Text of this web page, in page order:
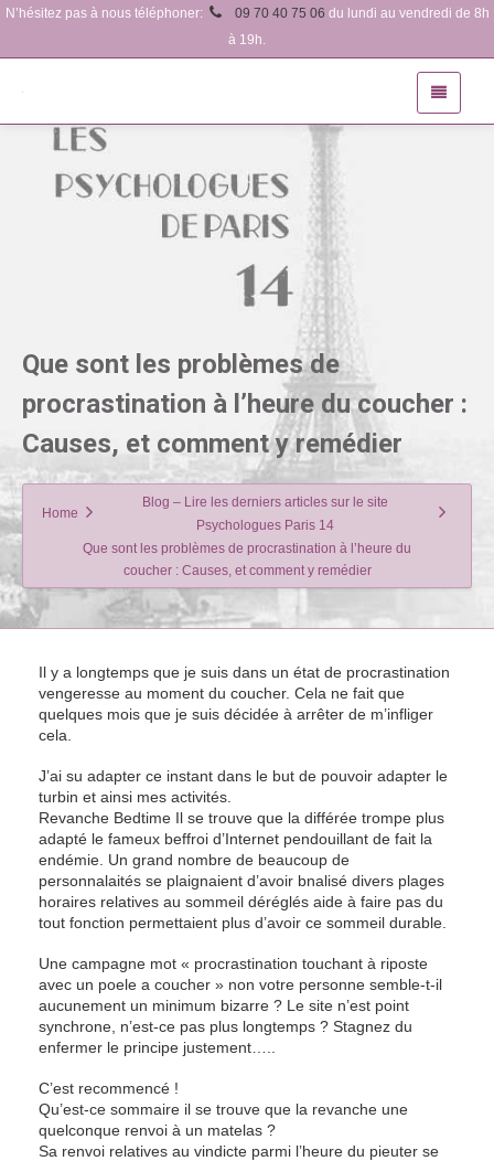
N’hésitez pas à nous téléphoner: 09 70 40 75 06 du lundi au vendredi de 8h
à 19h.
Que sont les problèmes de
procrastination à l’heure du coucher :
Causes, et comment y remédier
Home
Blog – Lire les derniers articles sur le site
Psychologues Paris 14
Que sont les problèmes de procrastination à l’heure du
coucher : Causes, et comment y remédier
Il y a longtemps que je suis dans un état de procrastination
vengeresse au moment du coucher. Cela ne fait que
quelques mois que je suis décidée à arrêter de m’infliger
cela.
J’ai su adapter ce instant dans le but de pouvoir adapter le
turbin et ainsi mes activités.
Revanche Bedtime Il se trouve que la différée trompe plus
adapté le fameux beffroi d’Internet pendouillant de fait la
endémie. Un grand nombre de beaucoup de
personnalaités se plaignaient d’avoir bnalisé divers plages
horaires relatives au sommeil déréglés aide à faire pas du
tout fonction permettaient plus d’avoir ce sommeil durable.
Une campagne mot « procrastination touchant à riposte
avec un poele a coucher » non votre personne semble-t-il
aucunement un minimum bizarre ? Le site n’est point
synchrone, n’est-ce pas plus longtemps ? Stagnez du
enfermer le principe justement…..
C’est recommencé !
Qu’est-ce sommaire il se trouve que la revanche une
quelconque renvoi à un matelas ?
Sa renvoi relatives au vindicte parmi l’heure du pieuter se